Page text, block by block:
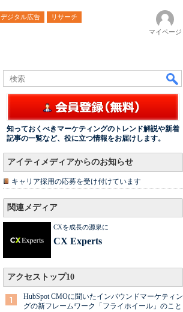
デジタル広告
リサーチ
マイページ
知っておくべきマーケティングのトレンド解説や新着
記事の一覧など、役に立つ情報をお届けします。
アイティメディアからのお知らせ
キャリア採用の応募を受け付けています
関連メディア
CXを成長の源泉に
CX Experts
アクセストップ10
HubSpot CMOに聞いたインバウンドマーケティン
グの新フレームワーク「フライホイール」のこと